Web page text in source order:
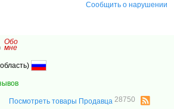
Сообщить о нарушении
Обо
мне
Посмотреть товары Продавца28750